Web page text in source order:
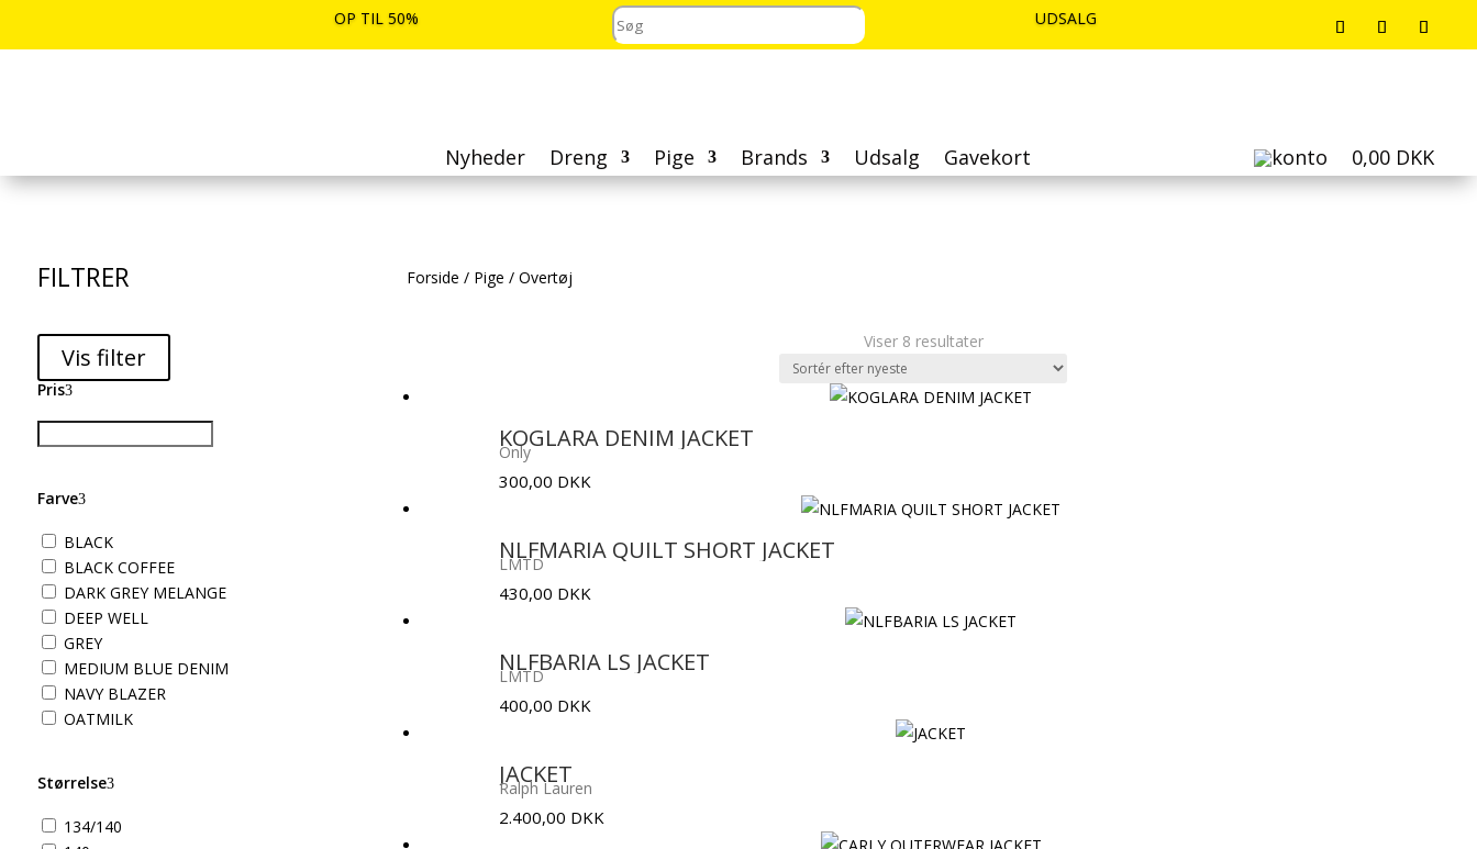
OP TIL 50%
UDSALG
UDSALG
Nyheder Dreng Pige Brands Udsalg Gavekort 0,00 DKK
FILTRER
Vis filter
Pris
Farve
BLACK
BLACK COFFEE
DARK GREY MELANGE
DEEP WELL
GREY
MEDIUM BLUE DENIM
NAVY BLAZER
OATMILK
Størrelse
134/140
Forside / Pige /Overtøj
Viser 8 resultaterSorteret
seneste
KOGLARA DENIM JACKET
Only
300,00 DKK
NLFMARIA QUILT SHORT JACKET
LMTD
430,00 DKK
NLFBARIA LS JACKET
LMTD
400,00 DKK
JACKET
Ralph Lauren
2.400,00 DKK